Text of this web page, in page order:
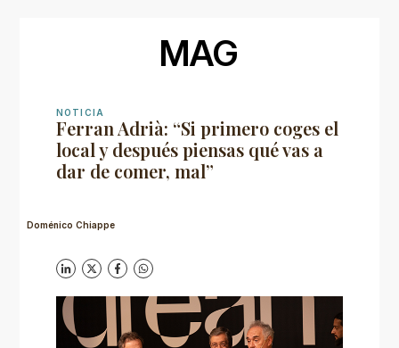
MAG
NOTICIA
Ferran Adrià: “Si primero coges el
local y después piensas qué vas a
dar de comer, mal”
Doménico Chiappe